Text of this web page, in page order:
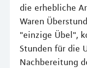
die erhebliche
Waren
"einzige Übel",
Stunden für die
Nachbereitung